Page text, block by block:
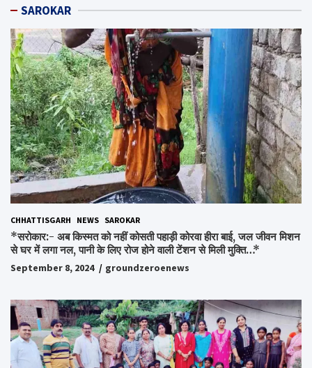
SAROKAR
CHHATTISGARH NEWS SAROKAR
*सरोकार:- अब किस्मत को नहीं कोसती पहाड़ी कोरवा हीरा बाई, जल जीवन मिशन
से घर में लगा नल, पानी के लिए रोज होने वाली टेंशन से मिली मुक्ति…*
September 8, 2024 groundzeroenews